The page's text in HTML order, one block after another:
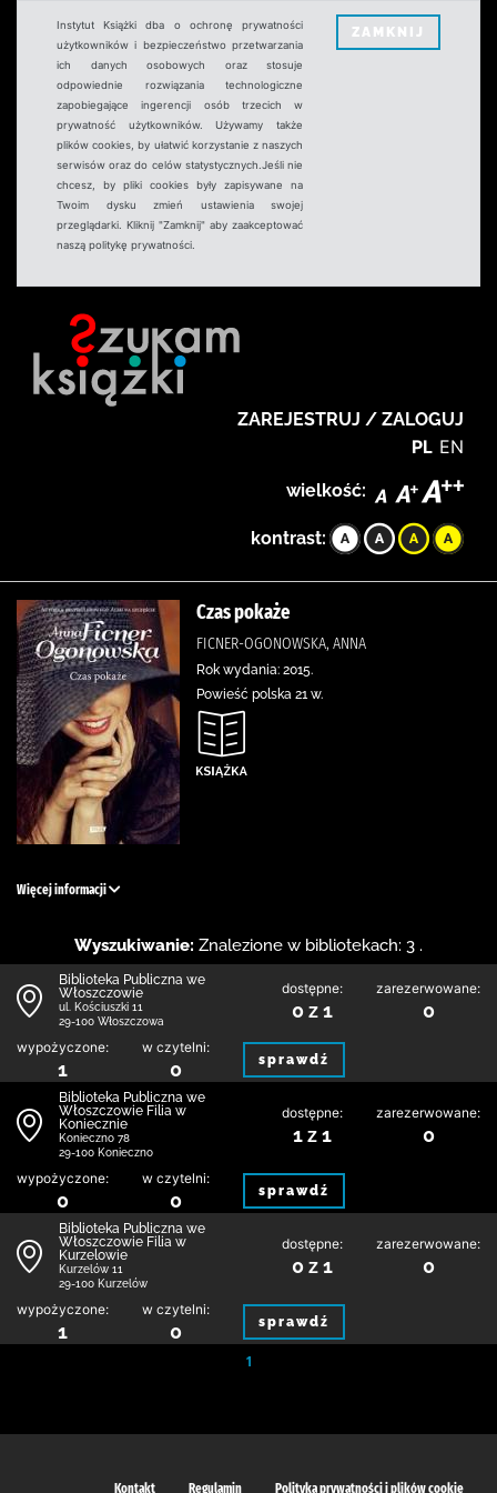
Instytut Książki dba o ochronę prywatności
użytkowników i bezpieczeństwo przetwarzania
ich danych osobowych oraz stosuje
odpowiednie rozwiązania technologiczne
zapobiegające ingerencji osób trzecich w
prywatność użytkowników. Używamy także
plików cookies, by ułatwić korzystanie z naszych
serwisów oraz do celów statystycznych.Jeśli nie
chcesz, by pliki cookies były zapisywane na
Twoim dysku zmień ustawienia swojej
przeglądarki. Kliknij "Zamknij" aby zaakceptować
naszą politykę prywatności.
ZAMKNIJ
ZAREJESTRUJ / ZALOGUJ
PL EN
wielkość:
kontrast:
Czas pokaże
FICNER-OGONOWSKA, ANNA
Rok wydania: 2015.
Powieść polska 21 w.
Więcej informacji
Wyszukiwanie: Znalezione w bibliotekach: 3 .
Biblioteka Publiczna we
Włoszczowie
ul. Kościuszki 11
29-100 Włoszczowa
dostępne:
0 z 1
zarezerwowane:
0
wypożyczone:
1
w czytelni:
0 sprawdź
Biblioteka Publiczna we
Włoszczowie Filia w
Koniecznie
Konieczno 78
29-100 Konieczno
dostępne:
1 z 1
zarezerwowane:
0
wypożyczone:
0
w czytelni:
0 sprawdź
Biblioteka Publiczna we
Włoszczowie Filia w
Kurzelowie
Kurzelów 11
29-100 Kurzelów
dostępne:
0 z 1
zarezerwowane:
0
wypożyczone:
1
w czytelni:
0 sprawdź
1
Kontakt Regulamin Polityka prywatności i plików cookie